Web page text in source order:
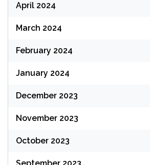
April 2024
March 2024
February 2024
January 2024
December 2023
November 2023
October 2023